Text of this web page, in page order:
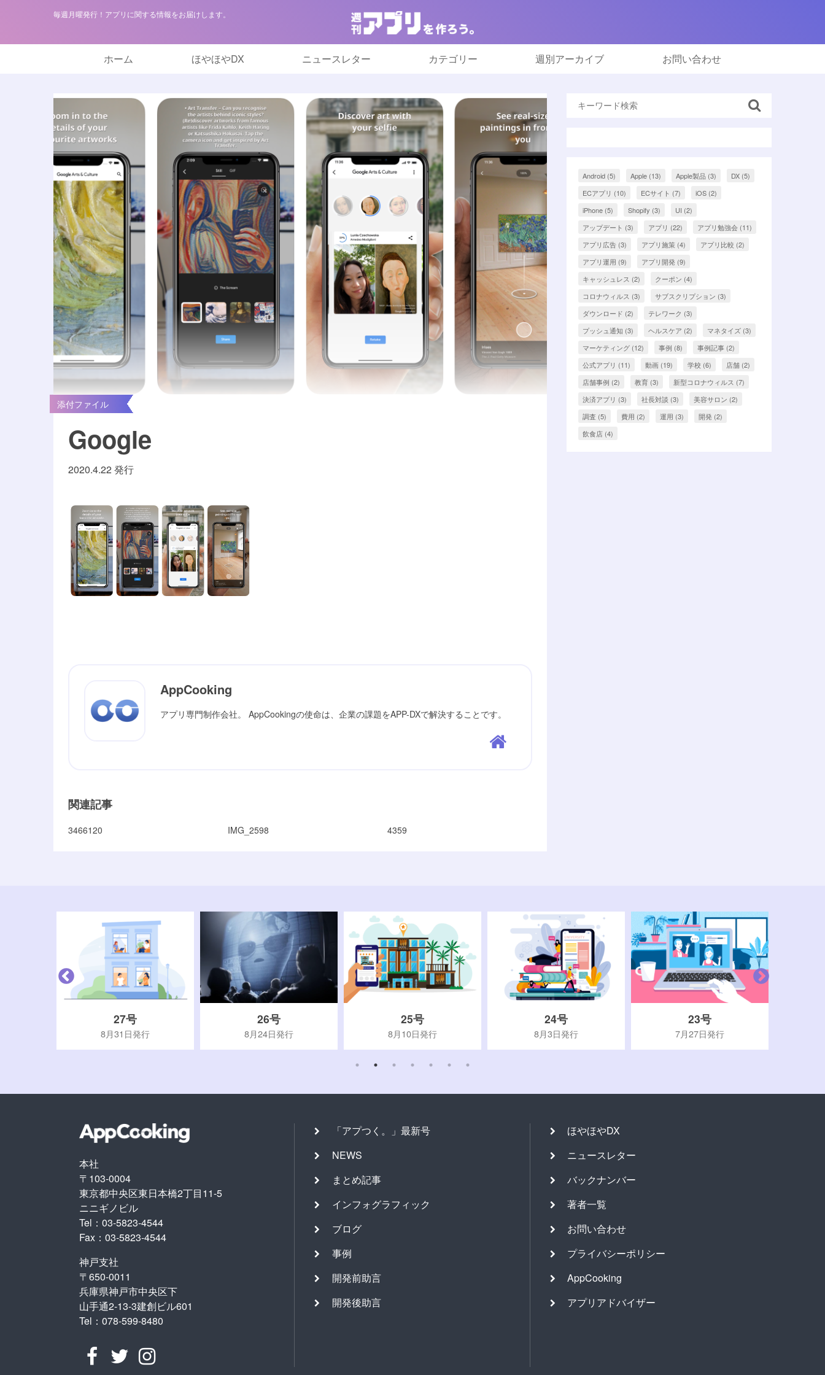
毎週月曜発行！アプリに関する情報をお届けします。
ホーム ほやほやDX ニュースレター カテゴリー 週別アーカイブ お問い合わせ
添付ファイル
Google
2020.4.22 発行
AppCooking
アプリ専門制作会社。 AppCookingの使命は、企業の課題をAPP-DXで解決することです。
関連記事
3466120 IMG_2598 4359
Android(5) Apple(13) Apple製品(3) DX(5)
ECアプリ (10) ECサイト (7) iOS(2)
iPhone(5) Shopify (3) UI (2)
アップデート (3) アプリ (22) アプリ勉強会(11)
アプリ広告(3) アプリ施策(4) アプリ比較 (2)
アプリ運用 (9) アプリ開発(9)
キャッシュレス (2) クーポン (4)
コロナウィルス (3) サブスクリプション (3)
ダウンロード (2) テレワーク (3)
プッシュ通知 (3) ヘルスケア (2) マネタイズ(3)
マーケティング(12) 事例 (8) 事例記事(2)
公式アプリ (11) 動画(19) 学校(6) 店舗(2)
店舗事例 (2) 教育(3) 新型コロナウィルス (7)
決済アプリ (3) 社長対談 (3) 美容サロン (2)
調査 (5) 費用 (2) 運用 (3) 開発(2)
飲食店(4)
27号
8月31日発行
26号
8月24日発行
25号
8月10日発行
24号
8月3日発行
23号
7月27日発行
本社
〒103-0004
東京都中央区東日本橋2丁目11-5
ニニギノビル
Tel：03-5823-4544
Fax：03-5823-4544
神戸支社
〒650-0011
兵庫県神戸市中央区下
山手通2-13-3建創ビル601
Tel：078-599-8480
「アプつく。」最新号
NEWS
まとめ記事
インフォグラフィック
ブログ
事例
開発前助言
開発後助言
ほやほやDX
ニュースレター
バックナンバー
著者一覧
お問い合わせ
プライバシーポリシー
AppCooking
アプリアドバイザー